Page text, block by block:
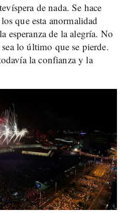
de nada. Se hace
que esta anormalidad
esperanza de la alegría. No
lo último que se pierde.
la confianza y la